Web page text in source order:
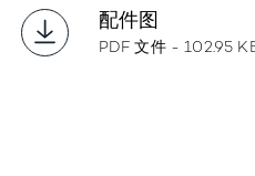
配件图
PDF 文件 - 102.95